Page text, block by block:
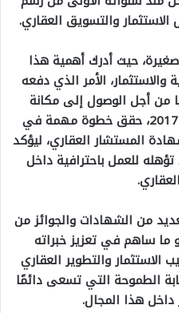
والتسويق العقاري.
حيث أدرك أهمية هذا
والاستثمار، الأمر الذي دفعه
من أجل الوصول إلى مكانة
مميزة داخل المجال. وفي عام 2017، حقق خطوة مهمة في
المستشار العقاري، ليؤكد
تؤهله للعمل باحترافية داخل
من الشهادات والجوائز من
ساهم في تعزيز خبراته
الاستثمار والتطوير العقاري
الطموحة التي تسعى دائمًا
داخل هذا المجال.